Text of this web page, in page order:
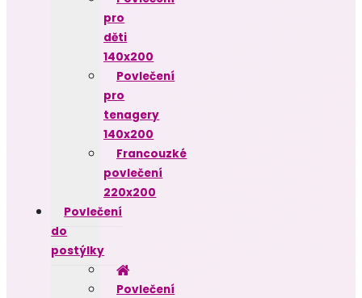
pro
děti
140x200
Povlečení
pro
tenagery
140x200
Francouzké
povlečení
220x200
Povlečení
do
postýlky
Povlečení